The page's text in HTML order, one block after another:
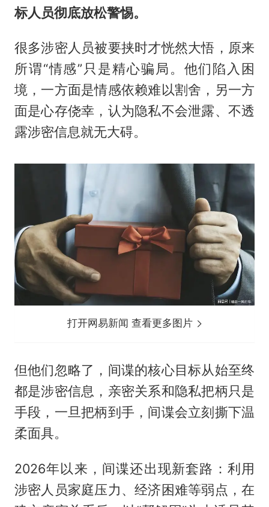
标人员彻底放松警惕。
很多涉密人员被要挟时才恍然大悟，原来
所谓“情感”只是精心骗局。他们陷入困
境，一方面是情感依赖难以割舍，另一方
面是心存侥幸，认为隐私不会泄露、不透
露涉密信息就无大碍。
打开网易新闻 查看更多图片
但他们忽略了，间谍的核心目标从始至终
都是涉密信息，亲密关系和隐私把柄只是
手段，一旦把柄到手，间谍会立刻撕下温
柔面具。
2026年以来，间谍还出现新套路：利用
涉密人员家庭压力、经济困难等弱点，在